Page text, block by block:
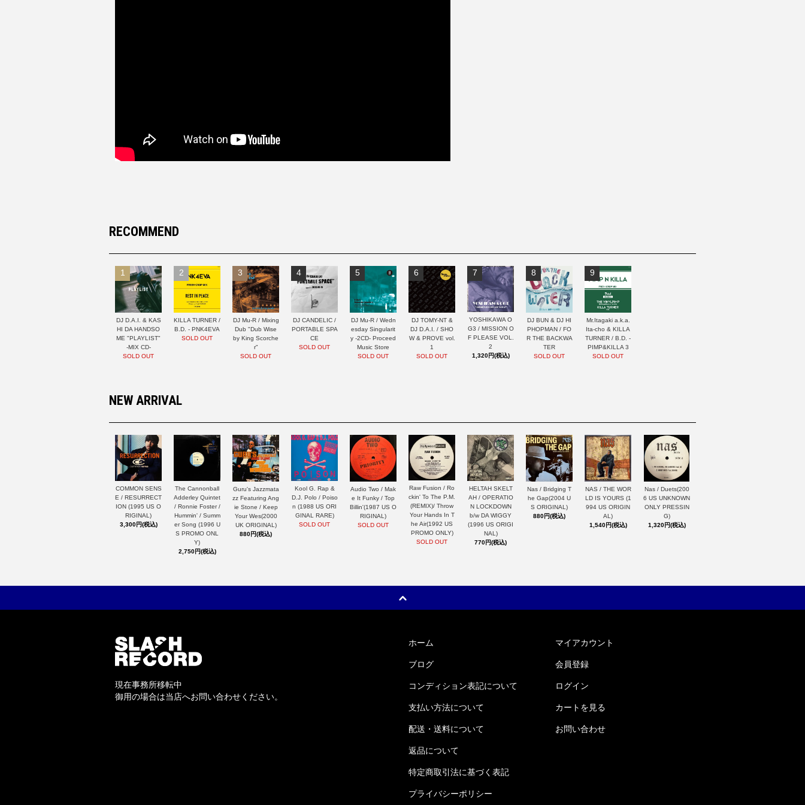
RECOMMEND
1
DJ D.A.I. & KAS
HI DA HANDSO
ME "PLAYLIST"
-MIX CD-
SOLD OUT
2
KILLA TURNER /
B.D. - PNK4EVA
SOLD OUT
3
DJ Mu-R / Mixing
Dub "Dub Wise
by King Scorche
r"
SOLD OUT
4
DJ CANDELIC /
PORTABLE SPA
CE
SOLD OUT
5
DJ Mu-R / Wedn
esday Singularit
y -2CD- Proceed
Music Store
SOLD OUT
6
DJ TOMY-NT &
DJ D.A.I. / SHO
W & PROVE vol.
1
SOLD OUT
7
YOSHIKAWA O
G3 / MISSION O
F PLEASE VOL.
2
1,320円(税込)
8
DJ BUN & DJ HI
PHOPMAN / FO
R THE BACKWA
TER
SOLD OUT
9
Mr.Itagaki a.k.a.
Ita-cho & KILLA
TURNER / B.D. -
PIMP&KILLA 3
SOLD OUT
NEW ARRIVAL
COMMON SENS
E / RESURRECT
ION (1995 US O
RIGINAL)
3,300円(税込)
The Cannonball
Adderley Quintet
/ Ronnie Foster /
Hummin' / Summ
er Song (1996 U
S PROMO ONL
Y)
2,750円(税込)
Guru's Jazzmata
zz Featuring Ang
ie Stone / Keep
Your Wes(2000
UK ORIGINAL)
880円(税込)
Kool G. Rap &
D.J. Polo / Poiso
n (1988 US ORI
GINAL RARE)
SOLD OUT
Audio Two / Mak
e It Funky / Top
Billin'(1987 US O
RIGINAL)
SOLD OUT
Raw Fusion / Ro
ckin' To The P.M.
(REMIX)/ Throw
Your Hands In T
he Air(1992 US
PROMO ONLY)
SOLD OUT
HELTAH SKELT
AH / OPERATIO
N LOCKDOWN
b/w DA WIGGY
(1996 US ORIGI
NAL)
770円(税込)
Nas / Bridging T
he Gap(2004 U
S ORIGINAL)
880円(税込)
NAS / THE WOR
LD IS YOURS (1
994 US ORIGIN
AL)
1,540円(税込)
Nas / Duets(200
6 US UNKNOWN
ONLY PRESSIN
G)
1,320円(税込)
現在事務所移転中
御用の場合は当店へお問い合わせください。
ホーム
ブログ
コンディション表記について
支払い方法について
配送・送料について
返品について
特定商取引法に基づく表記
プライバシーポリシー
マイアカウント
会員登録
ログイン
カートを見る
お問い合わせ